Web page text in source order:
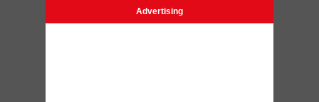
Advertising